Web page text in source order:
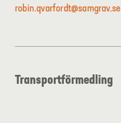
robin.qvarfordt@samgrav.se
Transportförmedling